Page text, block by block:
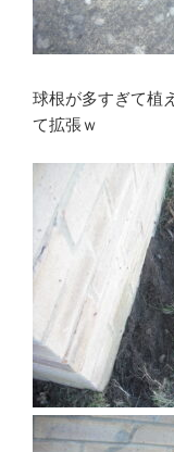
球根が多すぎて植
て拡張ｗ